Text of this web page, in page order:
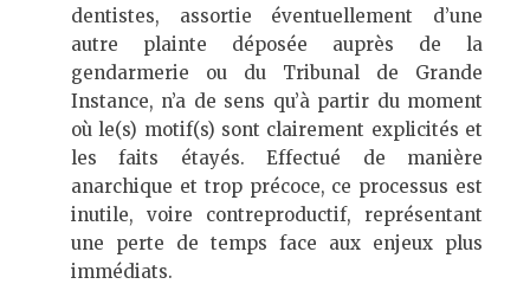
dentistes, assortie éventuellement d’une
autre plainte déposée auprès de la
gendarmerie ou du Tribunal de Grande
Instance, n’a de sens qu’à partir du moment
où le(s) motif(s) sont clairement explicités et
les faits étayés. Effectué de manière
anarchique et trop précoce, ce processus est
inutile, voire contreproductif, représentant
une perte de temps face aux enjeux plus
immédiats.